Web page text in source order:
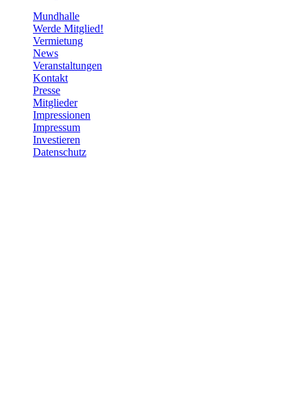
Mundhalle
Werde Mitglied!
Vermietung
News
Veranstaltungen
Kontakt
Presse
Mitglieder
Impressionen
Impressum
Investieren
Datenschutz